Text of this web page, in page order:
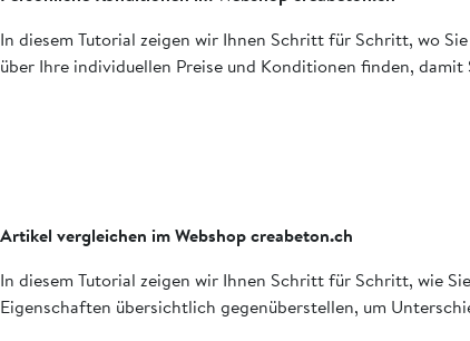
In diesem Tutorial zeigen wir Ihnen Schritt für Schritt, wo
über Ihre individuellen Preise und Konditionen finden,
Artikel vergleichen im Webshop creabeton.ch
In diesem Tutorial zeigen wir Ihnen Schritt für Schritt, wie
Eigenschaften übersichtlich gegenüberstellen, um